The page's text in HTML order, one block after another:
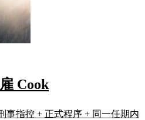
Cook
事指控 + 正式程序 + 同一任期内